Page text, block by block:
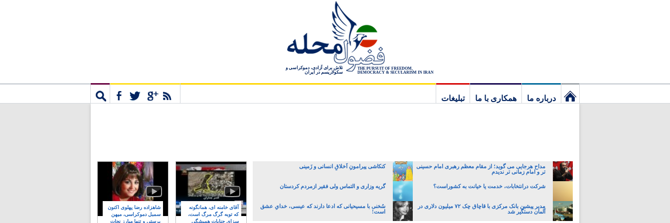
THE PURSUIT OF FREEDOM,
DEMOCRACY & SECULARISM IN IRAN
تلاش برای آزادی، دموکراسی و
سکولاریسم در ایران
درباره ما همکاری با ما
تبلیغات
مداح هرجایی می گوید؛ از مقام معظم رهبری امام حسینی
تر و امام زمانی تر ندیدم
کنکاشی پیرامونِ اَخلاقِ انسانی و زَمینی
شرکت درانتخابات، خدمت یا خیانت به کشوراست؟ گریه وزاری و التماس ولی فقیر ازمردم کردستان
مدیر پیشین بانک مرکزی با قاچاق چک ۷۲ میلیون دلاری در
آلمان دستگیر شد
سُخنی با مسیحیانی که ادعا دارند که عیسی، خدایِ عشق
است!
شاهزاده رضا پهلوی اکنون
سمبل دموکراسی، میهن
پرستی و تنها مبارز نجات
آقای خامنه ای، همانگونه
که توبه گرگ مرگ است،
سزای جنایات همیشگی